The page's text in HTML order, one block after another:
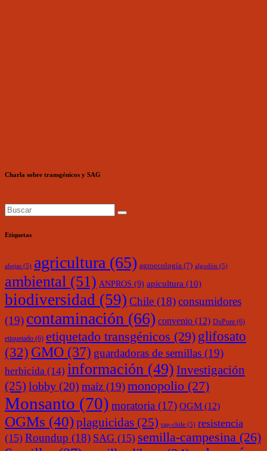
Charla sobre transgénicos y SAG
Etiquetas
abejas (5) agricultura (65) agroecología (7) algodón (5)
ambiental (51) ANPROS (9) apicultura (10)
biodiversidad (59) Chile (18)consumidores
(19) contaminación (66) convenio (12) DuPont (6)
etiquetado (6) etiquetado transgénicos (29) glifosato
(32) GMO (37) guardadoras de semillas (19)
herbicida (14) información (49) Investigación
(25) lobby (20) maíz (19)monopolio (27)
Monsanto (70) moratoria (17) OGM (12)
OGMs (40)plaguicidas (25) rap-chile (5) resistencia
(15) Roundup (18) SAG (15) semilla-campesina (26)